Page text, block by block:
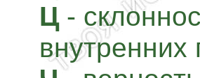
Ц-